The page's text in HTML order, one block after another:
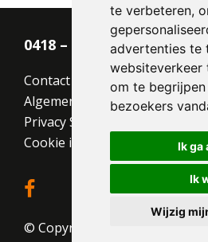
te verbeteren,
advertenties te
websiteverkeer
om te
bezoekers
Ik ga
Ik
Wijzig
0418 – 55 22 21
Contact
Algemene voorwaarden
Privacy Statement
Cookie instellingen
© Copyright 2026